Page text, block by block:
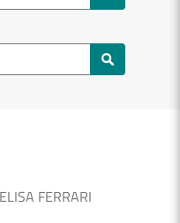
ELISA FERRARI